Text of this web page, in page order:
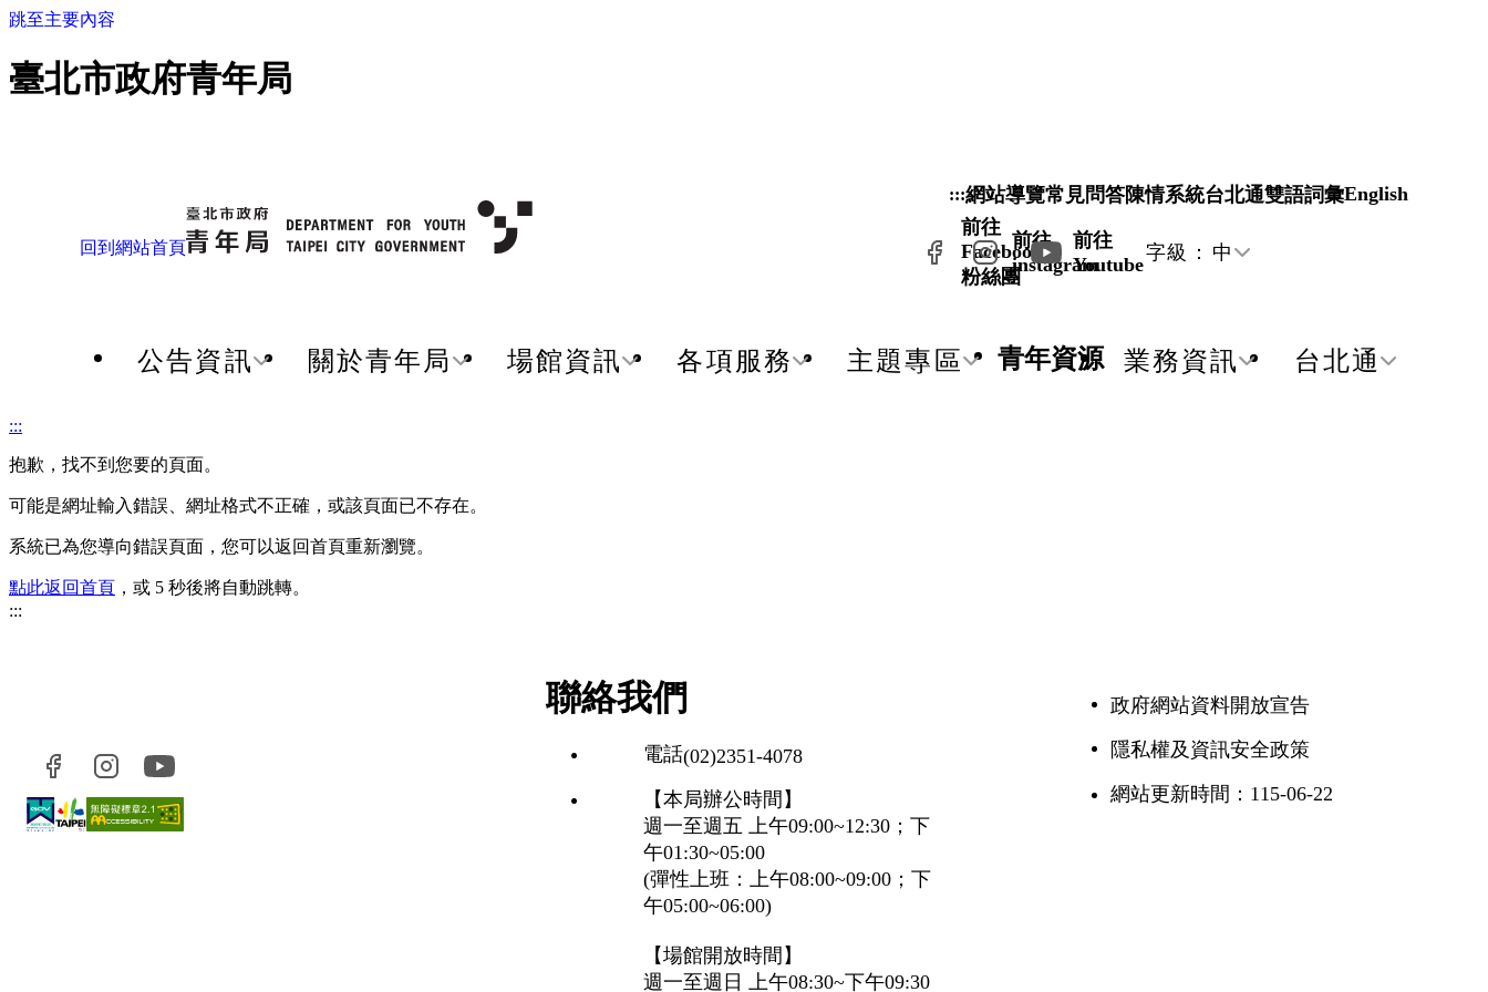
跳至主要內容
臺北市政府青年局
回到網站首頁
:::網站導覽常見問答陳情系統台北通雙語詞彙English
前往
Facebook
粉絲團
前往
instagram
前往
Youtube
字級： 中
公告資訊 關於青年局 場館資訊 各項服務 主題專區 青年資源 業務資訊 台北通
:::
抱歉，找不到您要的頁面。
可能是網址輸入錯誤、網址格式不正確，或該頁面已不存在。
系統已為您導向錯誤頁面，您可以返回首頁重新瀏覽。
點此返回首頁 ，或 5 秒後將自動跳轉。
:::
聯絡我們
電話(02)2351‑4078
【本局辦公時間】
週一至週五 上午09:00~12:30；下
午01:30~05:00
(彈性上班：上午08:00~09:00；下
午05:00~06:00)
【場館開放時間】
週一至週日 上午08:30~下午09:30
政府網站資料開放宣告
隱私權及資訊安全政策
網站更新時間：115-06-22